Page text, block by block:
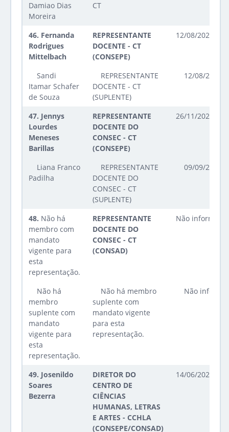
Damiao Dias
Moreira
CT
46. Fernanda
Rodrigues
Mittelbach
REPRESENTANTE
DOCENTE - CT
(CONSEPE)
12/08/2025 até
Sandi
Itamar Schafer
de Souza
REPRESENTANTE
DOCENTE - CT
(SUPLENTE)
12/08/2025
47. Jennys
Lourdes
Meneses
Barillas
REPRESENTANTE
DOCENTE DO
CONSEC - CT
(CONSEPE)
26/11/2024 até
Liana Franco
Padilha
REPRESENTANTE
DOCENTE DO
CONSEC - CT
(SUPLENTE)
09/09/2025
48. Não há
membro com
mandato
vigente para
esta
representação.
REPRESENTANTE
DOCENTE DO
CONSEC - CT
(CONSAD)
Não informado
Não há
membro
suplente com
mandato
vigente para
esta
representação.
Não há membro
suplente com
mandato vigente
para esta
representação.
Não
49. Josenildo
Soares
Bezerra
DIRETOR DO
CENTRO DE
CIÊNCIAS
HUMANAS, LETRAS
E ARTES - CCHLA
(CONSEPE/CONSAD)
14/06/2023 até